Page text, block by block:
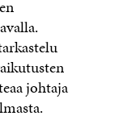
johtaja